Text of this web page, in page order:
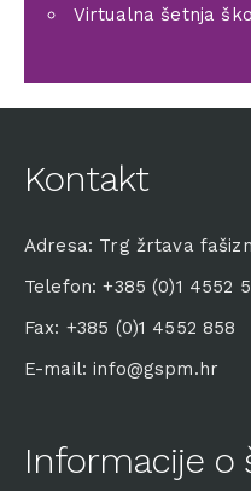
Virtualna šetnja
Kontakt
Adresa: Trg žrtava
Telefon: +385 (0)1 4552
Fax: +385 (0)1 4552 858
E-mail: info@gspm.hr
Informacije o